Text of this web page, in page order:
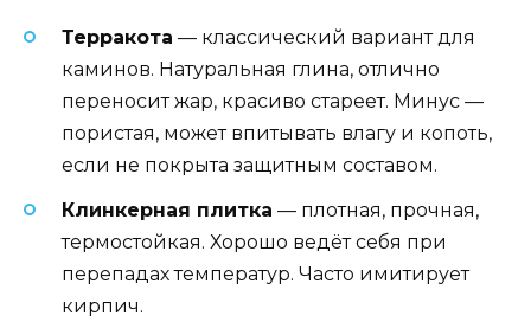
Терракота — классический вариант для
каминов. Натуральная глина, отлично
переносит жар, красиво стареет. Минус —
пористая, может впитывать влагу и копоть,
если не покрыта защитным составом.
Клинкерная плитка — плотная, прочная,
термостойкая. Хорошо ведёт себя при
перепадах температур. Часто имитирует
кирпич.